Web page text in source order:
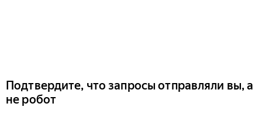
Подтвердите, что запросы отправляли вы, а
не робот